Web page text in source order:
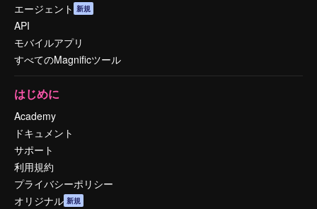
エージェント 新規
API
モバイルアプリ
すべてのMagnificツール
はじめに
Academy
ドキュメント
サポート
利用規約
プライバシーポリシー
オリジナル 新規